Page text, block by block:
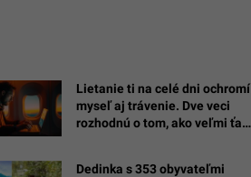
Lietanie ti na celé dni ochromí
myseľ aj trávenie. Dve veci
rozhodnú o tom, ako veľmi ťa
Dedinka s 353 obyvateľmi